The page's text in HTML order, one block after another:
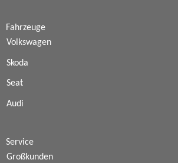
Fahrzeuge
Volkswagen
Skoda
Seat
Audi
Service
Großkunden